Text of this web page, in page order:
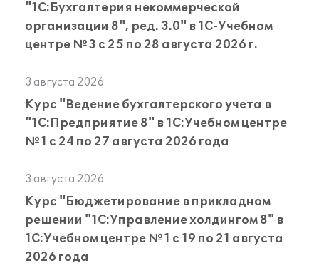
"1С:Бухгалтерия некоммерческой
организации 8", ред. 3.0" в 1С-Учебном
центре №3 с 25 по 28 августа 2026 г.
3 августа 2026
Курс "Ведение бухгалтерского учета в
"1С:Предприятие 8" в 1С:Учебном центре
№1 с 24 по 27 августа 2026 года
3 августа 2026
Курс "Бюджетирование в прикладном
решении "1С:Управление холдингом 8" в
1С:Учебном центре №1 с 19 по 21 августа
2026 года